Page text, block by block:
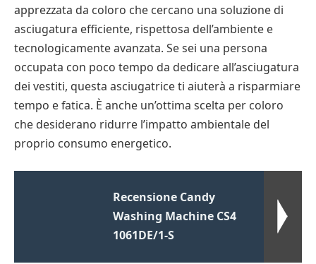
apprezzata da coloro che cercano una soluzione di
asciugatura efficiente, rispettosa dell’ambiente e
tecnologicamente avanzata. Se sei una persona
occupata con poco tempo da dedicare all’asciugatura
dei vestiti, questa asciugatrice ti aiuterà a risparmiare
tempo e fatica. È anche un’ottima scelta per coloro
che desiderano ridurre l’impatto ambientale del
proprio consumo energetico.
Recensione Candy
Washing Machine CS4
1061DE/1-S